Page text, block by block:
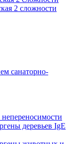
2 сложности
санаторно-
деревьев IgE